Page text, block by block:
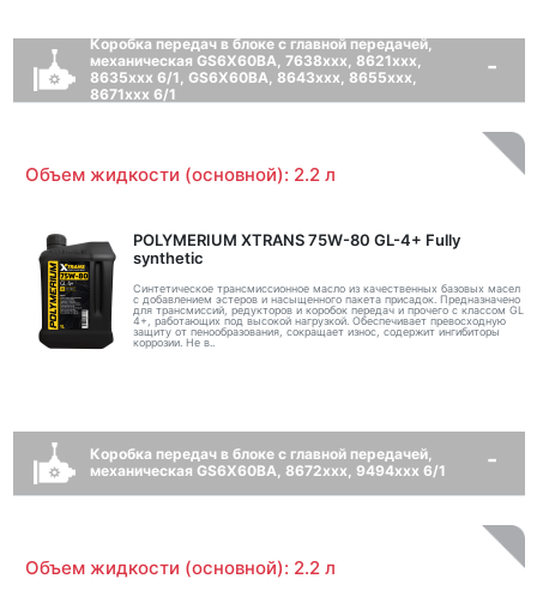
Коробка передач в блоке с главной передачей,
механическая GS6X60BA, 7638xxx, 8621xxx,
8635xxx 6/1, GS6X60BA, 8643xxx, 8655xxx,
8671xxx 6/1
Объем жидкости (основной): 2.2 л
POLYMERIUM XTRANS 75W-80 GL-4+ Fully
synthetic
Синтетическое трансмиссионное масло из качественных базовых масел
с добавлением эстеров и насыщенного пакета присадок. Предназначено
для трансмиссий, редукторов и коробок передач и прочего с классом GL
4+, работающих под высокой нагрузкой. Обеспечивает превосходную
защиту от пенообразования, сокращает износ, содержит ингибиторы
коррозии. Не в..
Коробка передач в блоке с главной передачей,
механическая GS6X60BA, 8672xxx, 9494xxx 6/1
Объем жидкости (основной): 2.2 л